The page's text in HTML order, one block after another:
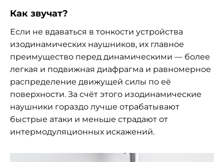
Как звучат?
Если не вдаваться в тонкости устройства
изодинамических наушников, их главное
преимущество перед динамическими — более
легкая и подвижная диафрагма и равномерное
распределение движущей силы по её
поверхности. За счёт этого изодинамические
наушники гораздо лучше отрабатывают
быстрые атаки и меньше страдают от
интермодуляционных искажений.